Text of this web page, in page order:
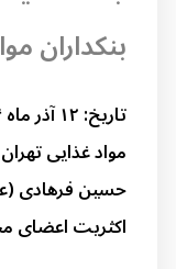
بنکداران
مواد غذایی
حسین فرهادی
اکثریت اعضای